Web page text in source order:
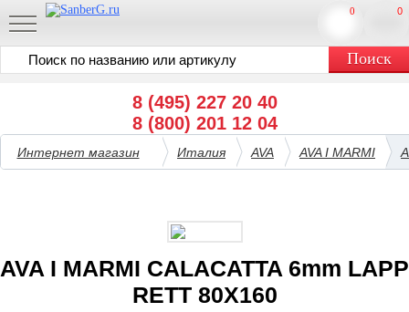
8 (495) 227 20 40
8 (800) 201 12 04
0
0
Интернет магазин Италия AVA AVA I MARMI
AVA I MARMI CALACATTA 6mm LAPP
RETT 80X160